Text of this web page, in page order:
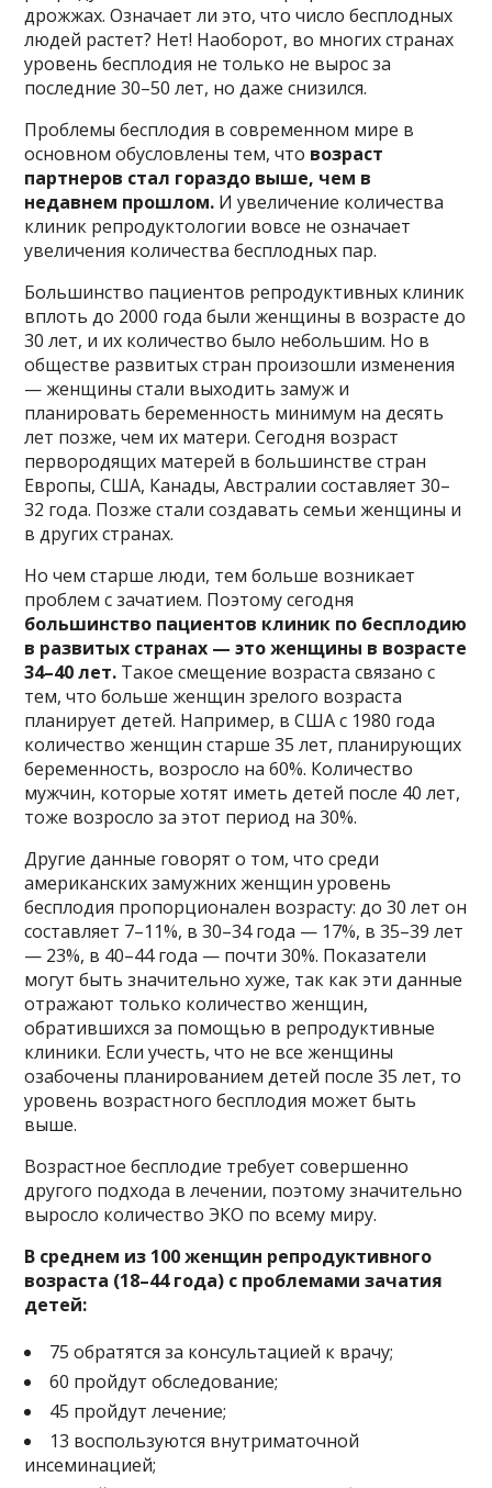
дрожжах. Означает ли это, что число бесплодных
людей растет? Нет! Наоборот, во многих странах
уровень бесплодия не только не вырос за
последние 30–50 лет, но даже снизился.
Проблемы бесплодия в современном мире в
основном обусловлены тем, что возраст
партнеров стал гораздо выше, чем в
недавнем прошлом. И увеличение количества
клиник репродуктологии вовсе не означает
увеличения количества бесплодных пар.
Большинство пациентов репродуктивных клиник
вплоть до 2000 года были женщины в возрасте до
30 лет, и их количество было небольшим. Но в
обществе развитых стран произошли изменения
— женщины стали выходить замуж и
планировать беременность минимум на десять
лет позже, чем их матери. Сегодня возраст
первородящих матерей в большинстве стран
Европы, США, Канады, Австралии составляет 30–
32 года. Позже стали создавать семьи женщины и
в других странах.
Но чем старше люди, тем больше возникает
проблем с зачатием. Поэтому сегодня
большинство пациентов клиник по бесплодию
в развитых странах — это женщины в возрасте
34–40 лет. Такое смещение возраста связано с
тем, что больше женщин зрелого возраста
планирует детей. Например, в США с 1980 года
количество женщин старше 35 лет, планирующих
беременность, возросло на 60%. Количество
мужчин, которые хотят иметь детей после 40 лет,
тоже возросло за этот период на 30%.
Другие данные говорят о том, что среди
американских замужних женщин уровень
бесплодия пропорционален возрасту: до 30 лет он
составляет 7–11%, в 30–34 года — 17%, в 35–39 лет
— 23%, в 40–44 года — почти 30%. Показатели
могут быть значительно хуже, так как эти данные
отражают только количество женщин,
обратившихся за помощью в репродуктивные
клиники. Если учесть, что не все женщины
озабочены планированием детей после 35 лет, то
уровень возрастного бесплодия может быть
выше.
Возрастное бесплодие требует совершенно
другого подхода в лечении, поэтому значительно
выросло количество ЭКО по всему миру.
В среднем из 100 женщин репродуктивного
возраста (18–44 года) с проблемами зачатия
детей:
75 обратятся за консультацией к врачу;
60 пройдут обследование;
45 пройдут лечение;
13 воспользуются внутриматочной
инсеминацией;